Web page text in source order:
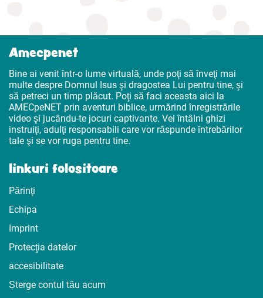
Amecpenet
Bine ai venit într-o lume virtuală, unde poţi să înveţi mai
multe despre Domnul Isus şi dragostea Lui pentru tine, şi
să petreci un timp plăcut. Poţi să faci aceasta aici la
AMECpeNET prin aventuri biblice, urmărind înregistrările
video şi jucându-te jocuri captivante. Vei întâlni ghizi
instruiţi, adulţi responsabili care vor răspunde întrebărilor
tale şi se vor ruga pentru tine.
linkuri folositoare
Părinţi
Echipa
Imprint
Protecţia datelor
accesibilitate
Șterge contul tău acum